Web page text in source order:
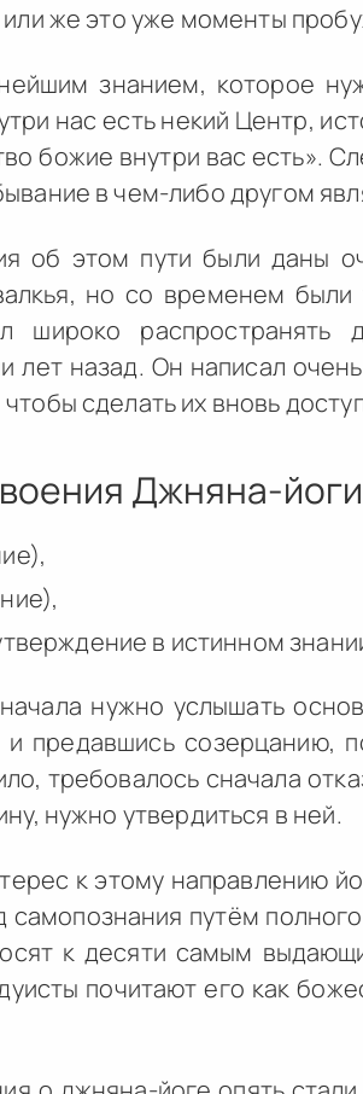
же это уже моменты
знанием, которое
нас есть некий Центр,
божие внутри вас есть».
в чем-либо другом
об этом пути были даны
но со временем
широко распространять
лет назад. Он написал
сделать их вновь
Джняна-йоги
в истинном
нужно услышать
предавшись созерцанию,
требовалось сначала
нужно утвердиться в ней.
к этому направлению
путём
к десяти самым
почитают его как